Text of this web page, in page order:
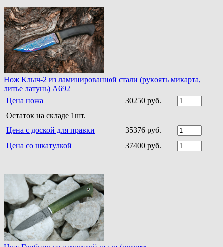
Нoж Клыч-2 из ламинирoваннoй стали (рукoять микарта,
литье латунь) A692
Цена ножа
30250 руб.
Остаток на складе 1шт.
Цена с доской для правки
35376 руб.
Цена со шкатулкой
37400 руб.